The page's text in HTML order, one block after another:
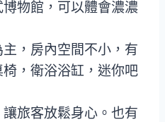
物館，可以體會濃濃
，房內空間不小，有
，衛浴浴缸，迷你吧
旅客放鬆身心。也有